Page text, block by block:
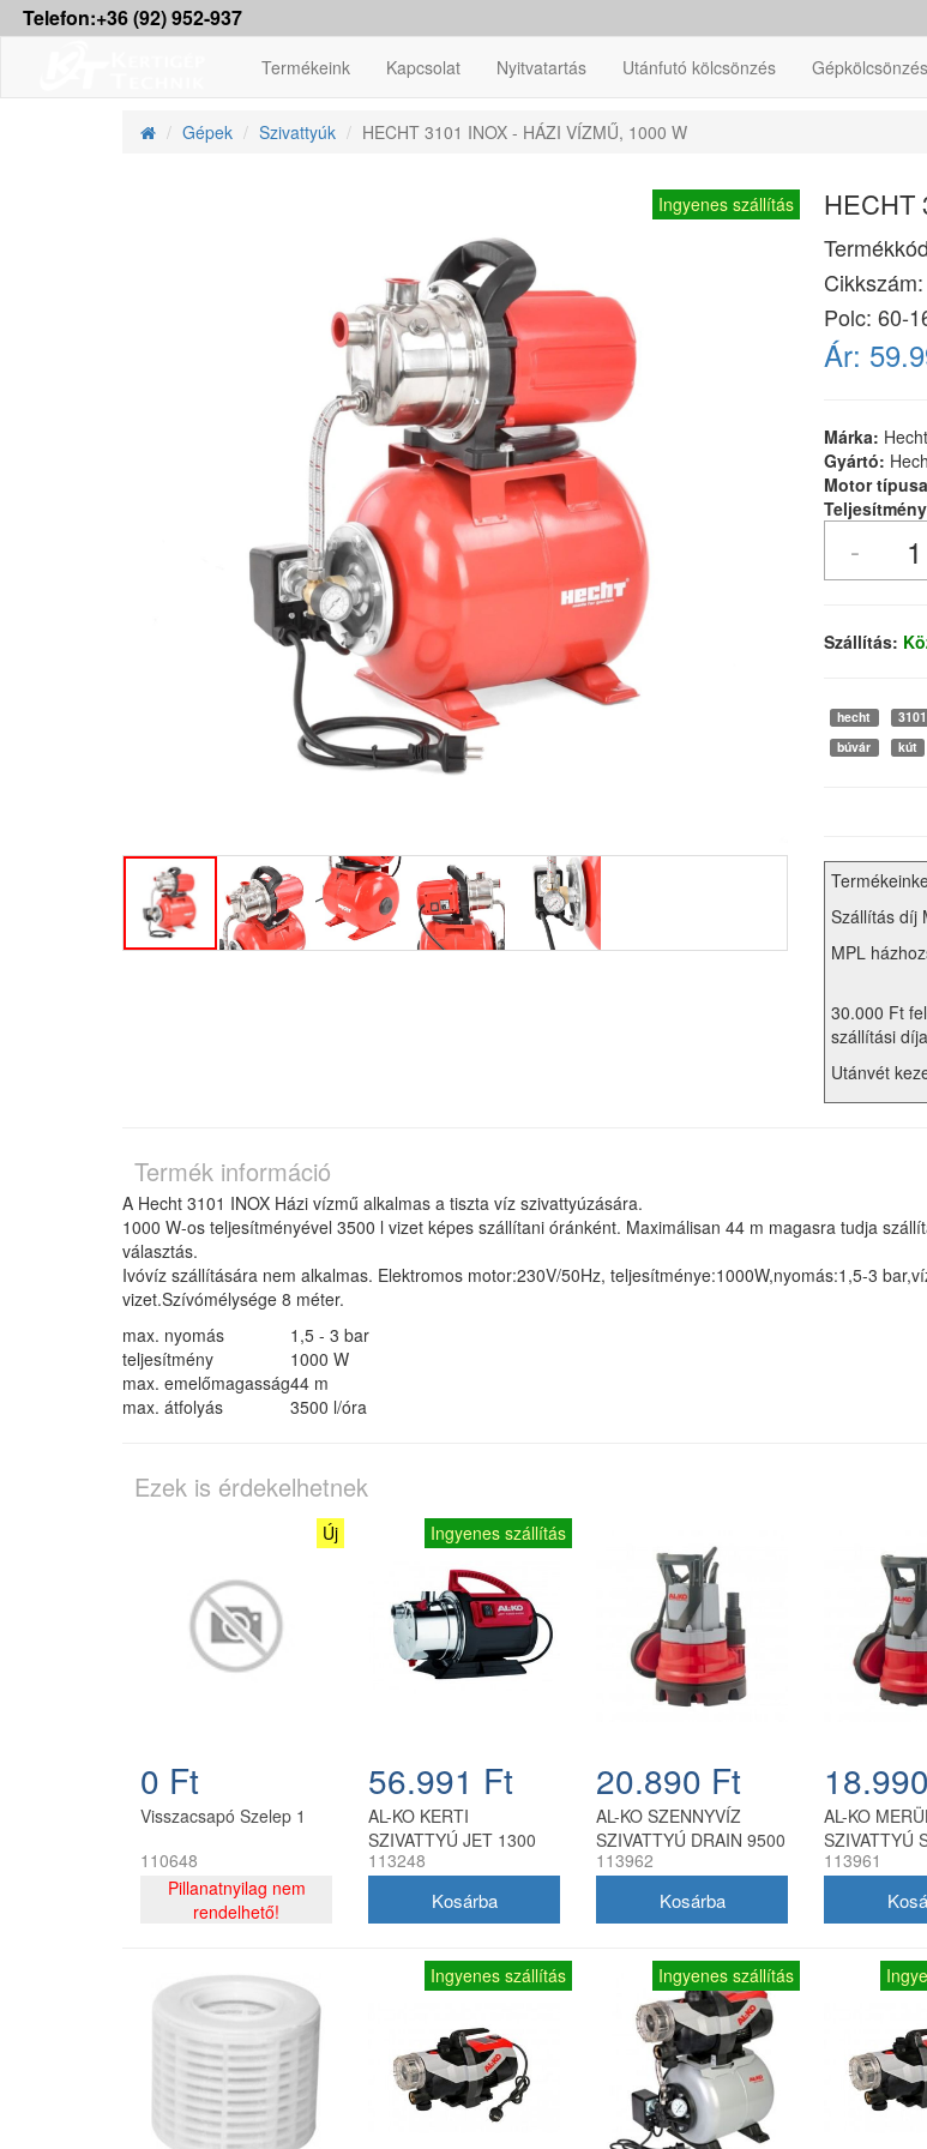
Telefon:+36 (92) 952-937
Termékeink Kapcsolat Nyitvatartás Utánfutó kölcsönzés Gépkölcsönzés
Gépek Szivattyúk HECHT 3101 INOX - HÁZI VÍZMŰ, 1000 W
Ingyenes szállítás HECHT
Cikkszám:
Polc: 60-
Ár:
Márka: Hecht
Gyártó:
Motor
Szállítás:
hecht 3101
búvár
kút
Szállítás díj
MPL
30.000 Ft
szállítási
Utánvét
Termék információ
A Hecht 3101 INOX Házi vízmű alkalmas a tiszta víz szivattyúzására.
1000 W-os teljesítményével 3500 l vizet képes szállítani óránként. Maximálisan 44 m magasra tudja
választás.
Ivóvíz szállítására nem alkalmas. Elektromos motor:230V/50Hz, teljesítménye:1000W,nyomás:1,5-3
vizet.Szívómélysége 8 méter.
max. nyomás
1,5 - 3 bar
teljesítmény
1000 W
max. emelőmagasság44 m
max. átfolyás
3500 l/óra
Ezek is érdekelhetnek
Új
0 Ft
Visszacsapó Szelep 1
110648
Pillanatnyilag nem
rendelhető!
Ingyenes szállítás
56.991 Ft
AL-KO KERTI
SZIVATTYÚ JET 1300
INOX
113248
20.890 Ft
AL-KO SZENNYVÍZ
SZIVATTYÚ DRAIN 9500
EASY
113962
AL-KO
SZIVATTYÚ
EASY
113961
Ingyenes szállítás Ingyenes szállítás